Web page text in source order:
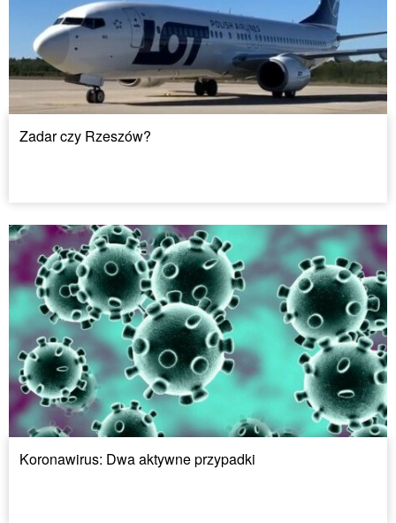
Zadar czy Rzeszów?
Koronawirus: Dwa aktywne przypadki